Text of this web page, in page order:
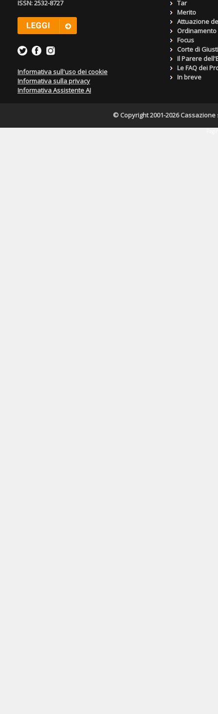
ISSN: 2532-8727
Informativa sull'uso dei cookie
Informativa sulla privacy
Informativa Assistente AI
Tar
Merito
Attuazione
Focus
Corte di
Il Parere
Le FAQ dei
In breve
© Copyright 2001-2026 Cassazione